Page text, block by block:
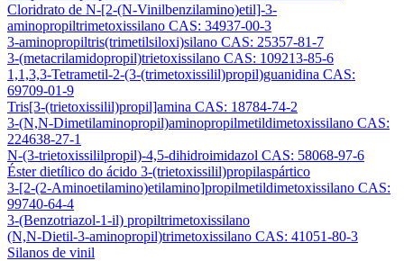
Cloridrato de N-[2-(N-Vinilbenzilamino)etil]-3-
aminopropiltrimetoxissilano CAS: 34937-00-3
3-aminopropiltris(trimetilsiloxi)silano CAS: 25357-81-7
3-(metacrilamidopropil)trietoxissilano CAS: 109213-85-6
1,1,3,3-Tetrametil-2-(3-(trimetoxissilil)propil)guanidina CAS:
69709-01-9
Tris[3-(trietoxissilil)propil]amina CAS: 18784-74-2
3-(N,N-Dimetilaminopropil)aminopropilmetildimetoxissilano CAS:
224638-27-1
N-(3-trietoxissililpropil)-4,5-dihidroimidazol CAS: 58068-97-6
Éster dietílico do ácido 3-(trietoxissilil)propilaspártico
3-[2-(2-Aminoetilamino)etilamino]propilmetildimetoxissilano CAS:
99740-64-4
3-(Benzotriazol-1-il) propiltrimetoxissilano
(N,N-Dietil-3-aminopropil)trimetoxissilano CAS: 41051-80-3
Silanos de vinil